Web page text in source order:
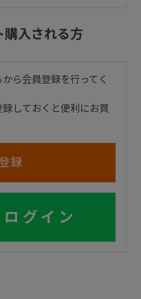
入される方
ら会員登録を行ってく
しておくと便利にお買
グイン